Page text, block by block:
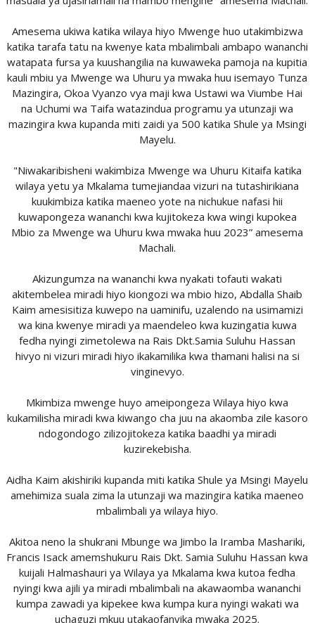
Amesema ukiwa katika wilaya hiyo Mwenge huo utakimbizwa
katika tarafa tatu na kwenye kata mbalimbali ambapo wananchi
watapata fursa ya kuushangilia na kuwaweka pamoja na kupitia
kauli mbiu ya Mwenge wa Uhuru ya mwaka huu isemayo Tunza
Mazingira, Okoa Vyanzo vya maji kwa Ustawi wa Viumbe Hai
na Uchumi wa Taifa watazindua programu ya utunzaji wa
mazingira kwa kupanda miti zaidi ya 500 katika Shule ya Msingi
Mayelu.
"Niwakaribisheni wakimbiza Mwenge wa Uhuru Kitaifa katika
wilaya yetu ya Mkalama tumejiandaa vizuri na tutashirikiana
kuukimbiza katika maeneo yote na nichukue nafasi hii
kuwapongeza wananchi kwa kujitokeza kwa wingi kupokea
Mbio za Mwenge wa Uhuru kwa mwaka huu 2023” amesema
Machali.
Akizungumza na wananchi kwa nyakati tofauti wakati
akitembelea miradi hiyo kiongozi wa mbio hizo, Abdalla Shaib
Kaim amesisitiza kuwepo na uaminifu, uzalendo na usimamizi
wa kina kwenye miradi ya maendeleo kwa kuzingatia kuwa
fedha nyingi zimetolewa na Rais Dkt.Samia Suluhu Hassan
hivyo ni vizuri miradi hiyo ikakamilika kwa thamani halisi na si
vinginevyo.
Mkimbiza mwenge huyo ameipongeza Wilaya hiyo kwa
kukamilisha miradi kwa kiwango cha juu na akaomba zile kasoro
ndogondogo zilizojitokeza katika baadhi ya miradi
kuzirekebisha.
Aidha Kaim akishiriki kupanda miti katika Shule ya Msingi Mayelu
amehimiza suala zima la utunzaji wa mazingira katika maeneo
mbalimbali ya wilaya hiyo.
Akitoa neno la shukrani Mbunge wa Jimbo la Iramba Mashariki,
Francis Isack amemshukuru Rais Dkt. Samia Suluhu Hassan kwa
kuijali Halmashauri ya Wilaya ya Mkalama kwa kutoa fedha
nyingi kwa ajili ya miradi mbalimbali na akawaomba wananchi
kumpa zawadi ya kipekee kwa kumpa kura nyingi wakati wa
uchaguzi mkuu utakaofanyika mwaka 2025.